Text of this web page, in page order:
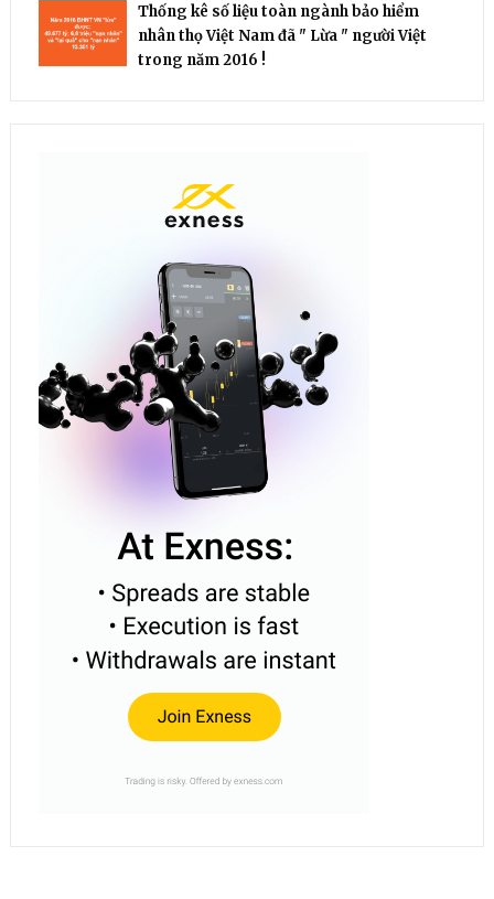
Thống kê số liệu toàn ngành bảo hiểm
nhân thọ Việt Nam đã " Lừa " người Việt
trong năm 2016 !